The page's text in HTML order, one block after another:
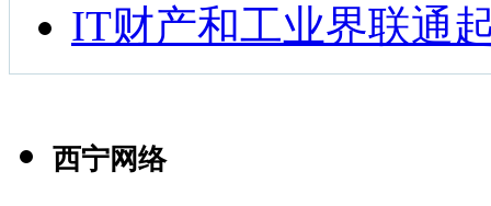
IT财产和工业界联通
西宁网络